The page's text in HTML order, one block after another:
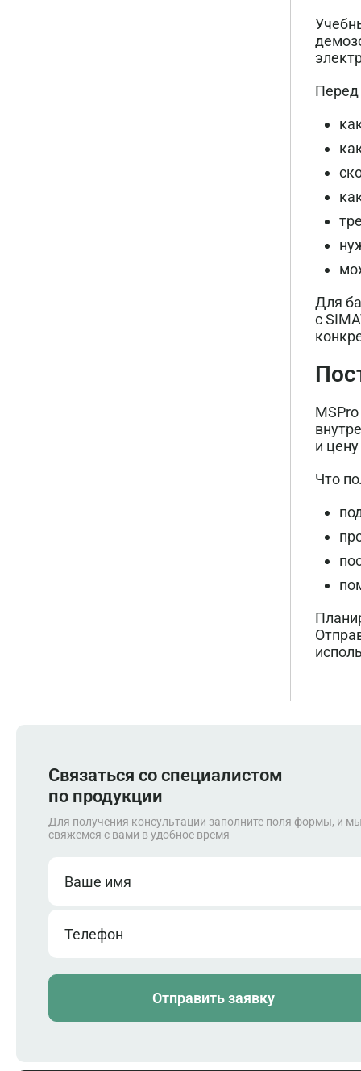
Перед
Для
с
и
Что
Связаться со специалистом
по продукции
Для получения консультации заполните поля формы, и мы
свяжемся с вами в удобное время
Ваше имя
Телефон
Отправить заявку